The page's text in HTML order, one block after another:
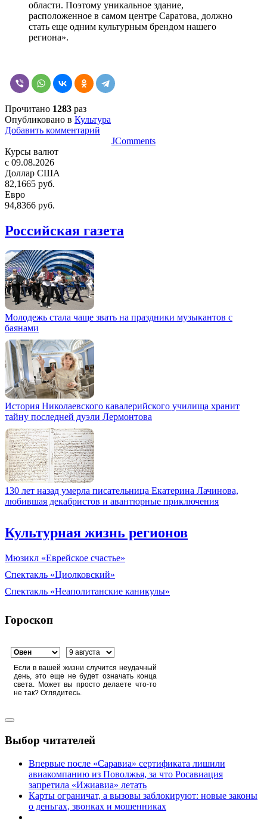
области. Поэтому уникальное здание,
расположенное в самом центре Саратова, должно
стать еще одним культурным брендом нашего
региона».
Прочитано 1283 раз
Опубликовано в Культура
Добавить комментарий
JComments
Курсы валют
c 09.08.2026
Доллар США
82,1665 руб.
Евро
94,8366 руб.
Российская газета
Молодежь стала чаще звать на праздники музыкантов с
баянами
История Николаевского кавалерийского училища хранит
тайну последней дуэли Лермонтова
130 лет назад умерла писательница Екатерина Лачинова,
любившая декабристов и авантюрные приключения
Культурная жизнь регионов
Мюзикл «Еврейское счастье»
Спектакль «Циолковский»
Спектакль «Неаполитанские каникулы»
Гороскоп
Если в вашей жизни случится неудачный
день, это еще не будет означать конца
света. Может вы просто делаете что-то
не так? Оглядитесь.
Выбор читателей
Впервые после «Саравиа» сертификата лишили
авиакомпанию из Поволжья, за что Росавиация
запретила «Ижиавиа» летать
Карты ограничат, а вызовы заблокируют: новые законы
о деньгах, звонках и мошенниках